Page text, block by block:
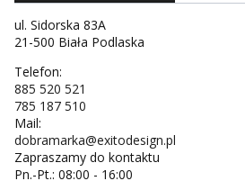
ul. Sidorska 83A
21-500 Biała Podlaska
Telefon:
885 520 521
785 187 510
Mail:
dobramarka@exitodesign.pl
Zapraszamy do kontaktu
Pn.-Pt.: 08:00 - 16:00